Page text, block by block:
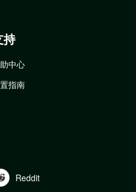
持
中心
指南
Reddit